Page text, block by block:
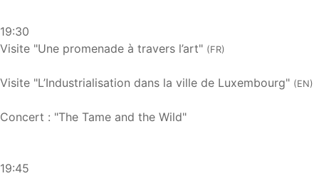
19:30
Visite "Une promenade à travers l’art" (FR)
Visite "L’Industrialisation dans la ville de Luxembourg" (EN)
Concert : "The Tame and the Wild"
19:45